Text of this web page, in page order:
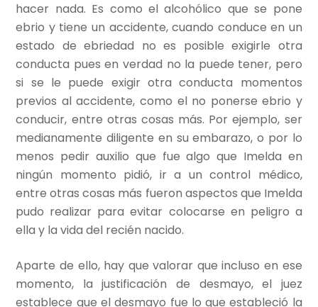
hacer nada. Es como el alcohólico que se pone
ebrio y tiene un accidente, cuando conduce en un
estado de ebriedad no es posible exigirle otra
conducta pues en verdad no la puede tener, pero
si se le puede exigir otra conducta momentos
previos al accidente, como el no ponerse ebrio y
conducir, entre otras cosas más. Por ejemplo, ser
medianamente diligente en su embarazo, o por lo
menos pedir auxilio que fue algo que Imelda en
ningún momento pidió, ir a un control médico,
entre otras cosas más fueron aspectos que Imelda
pudo realizar para evitar colocarse en peligro a
ella y la vida del recién nacido.
Aparte de ello, hay que valorar que incluso en ese
momento, la justificación de desmayo, el juez
establece que el desmayo fue lo que estableció la